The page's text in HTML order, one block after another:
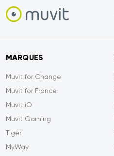
MARQUES
Muvit for Change
Muvit for France
Muvit iO
Muvit Gaming
Tiger
MyWay